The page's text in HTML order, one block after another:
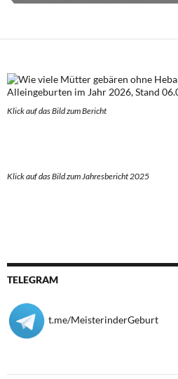
Klick auf das Bild zum Bericht
Klick auf das Bild zum Jahresbericht 2025
TELEGRAM
t.me/MeisterinderGeburt